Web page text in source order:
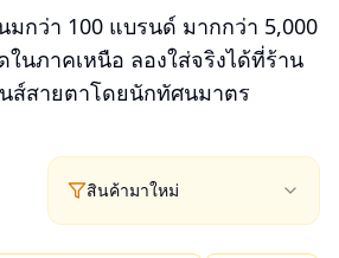
กว่า 100 แบรนด์ มากกว่า 5,000
นภาคเหนือ ลองใส่จริงได้ที่ร้าน
ส์สายตาโดยนักทัศนมาตร
สินค้ามาใหม่